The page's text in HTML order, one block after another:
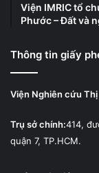
Viện IMRIC tổ
Phước – Đất và
Thông tin giấy
Viện Nghiên cứu
Trụ sở chính:414,
quận 7, TP.HCM.